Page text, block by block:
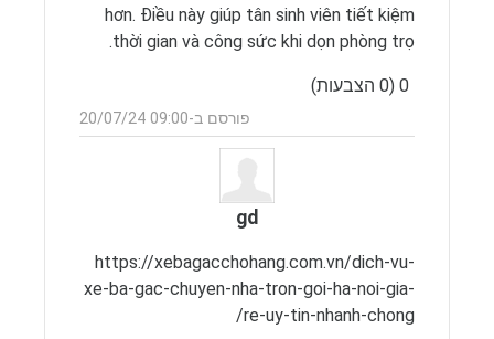
hơn. Điều này giúp tân sinh viên tiết kiệm
thời gian và công sức khi dọn phòng trọ.
0 (0 הצבעות)
תגובה
פורסם ב-09:00 20/07/24
gd
https://xebagacchohang.com.vn/dich-vu-
xe-ba-gac-chuyen-nha-tron-goi-ha-noi-gia-
re-uy-tin-nhanh-chong/